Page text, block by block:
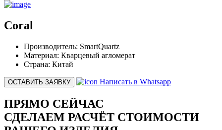
Coral
Производитель: SmartQuartz
Материал: Кварцевый агломерат
Страна: Китай
ОСТАВИТЬ ЗАЯВКУ Написать в Whatsapp
ПРЯМО СЕЙЧАС
СДЕЛАЕМ РАСЧЁТ СТОИМОСТИ